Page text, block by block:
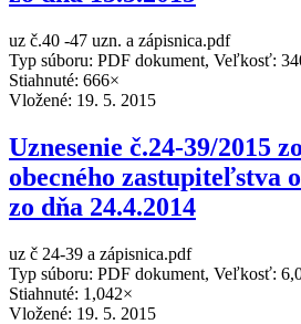
uz č.40 -47 uzn. a zápisnica.pdf
Typ súboru: PDF dokument, Veľkosť:
Stiahnuté: 666×
Vložené: 19. 5. 2015
Uznesenie č.24-39/2015
obecného zastupiteľstva
zo dňa 24.4.2014
uz č 24-39 a zápisnica.pdf
Typ súboru: PDF dokument, Veľkosť:
Stiahnuté: 1,042×
Vložené: 19. 5. 2015